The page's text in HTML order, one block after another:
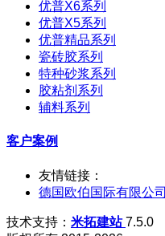
优普X6系列
优普X5系列
优普精品系列
瓷砖胶系列
特种砂浆系列
胶粘剂系列
辅料系列
客户案例
友情链接：
德国欧伯国际有限公司
技术支持： 米拓建站7.5.0